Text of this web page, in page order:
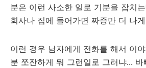
분은 이런 사소한 일로 기분을 잡치
회사나 집에 들어가면 짜증만 더 나
이런 경우 남자에게 전화를 해서 이
분 쪼잔하게 뭐 그런일로 그러냐...